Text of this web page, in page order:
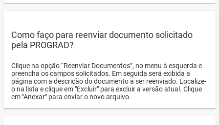
Como faço para reenviar documento solicitado
pela PROGRAD?
Clique na opção “Reenviar Documentos”, no menu à esquerda e
preencha os campos solicitados. Em seguida será exibida a
página com a descrição do documento a ser reenviado. Localize-
o na lista e clique em "Excluir" para excluir a versão atual. Clique
em "Anexar" para enviar o novo arquivo.